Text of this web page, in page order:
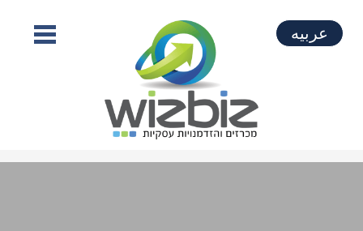
عربيه